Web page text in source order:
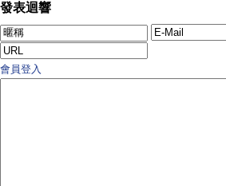
發表迴響
會員登入